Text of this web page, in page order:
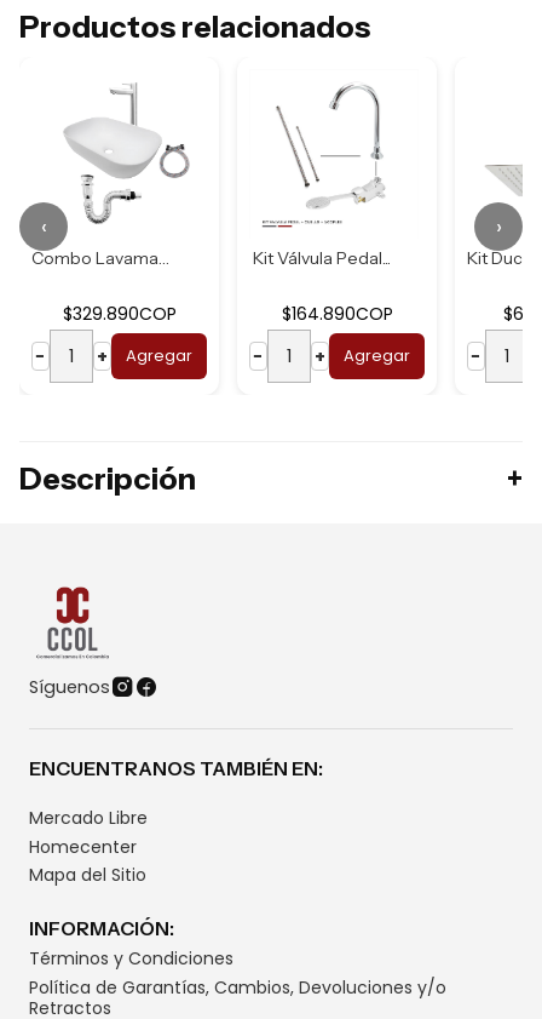
Productos relacionados
Combo Lavamanos B...
$329.890COP
−
+ Agregar
Kit Válvula Pedal...
$164.890COP
−
+ Agregar
−
‹ ›
Descripción
Síguenos
ENCUENTRANOS TAMBIÉN EN:
Mercado Libre
Homecenter
Mapa del Sitio
INFORMACIÓN:
Términos y Condiciones
Política de Garantías, Cambios, Devoluciones y/o
Retractos